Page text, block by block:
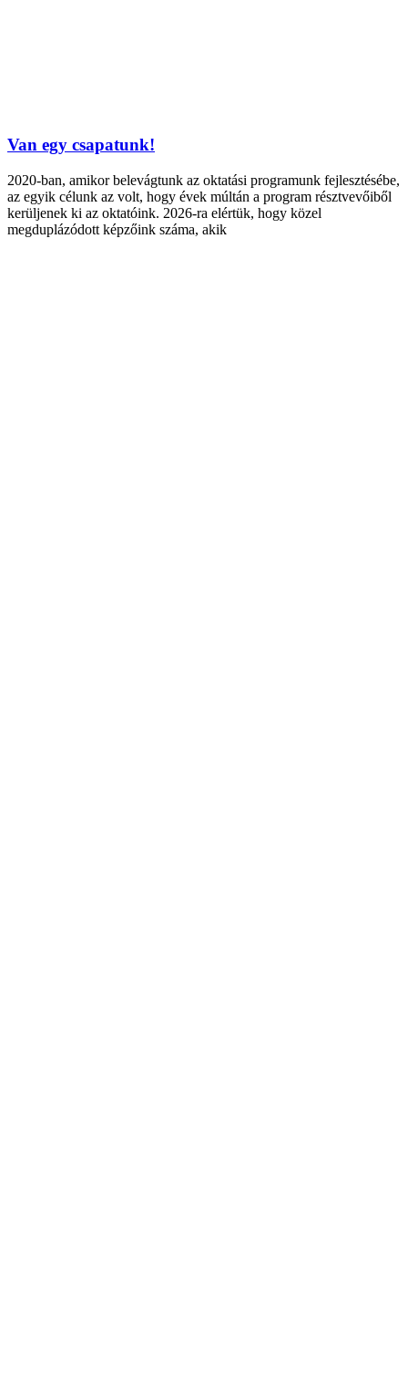
Van egy csapatunk!
2020-ban, amikor belevágtunk az oktatási programunk fejlesztésébe,
az egyik célunk az volt, hogy évek múltán a program résztvevőiből
kerüljenek ki az oktatóink. 2026-ra elértük, hogy közel
megduplázódott képzőink száma, akik